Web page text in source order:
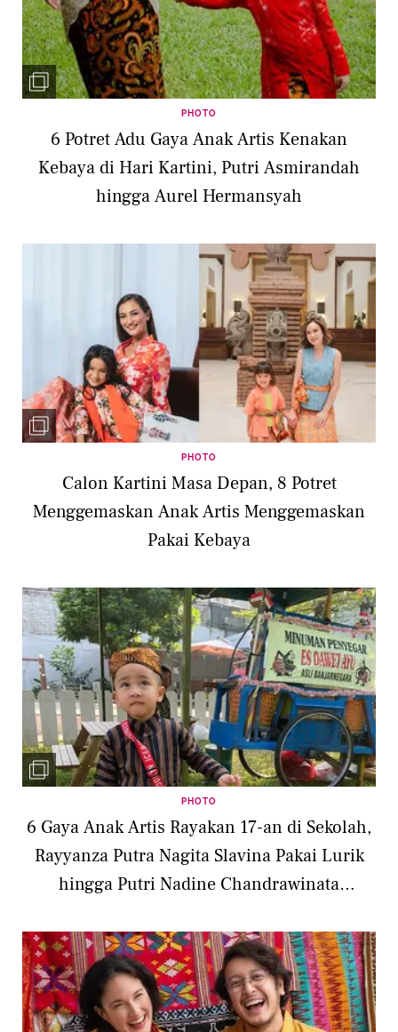
PHOTO
6 Potret Adu Gaya Anak Artis Kenakan
Kebaya di Hari Kartini, Putri Asmirandah
hingga Aurel Hermansyah
PHOTO
Calon Kartini Masa Depan, 8 Potret
Menggemaskan Anak Artis Menggemaskan
Pakai Kebaya
PHOTO
6 Gaya Anak Artis Rayakan 17-an di Sekolah,
Rayyanza Putra Nagita Slavina Pakai Lurik
hingga Putri Nadine Chandrawinata